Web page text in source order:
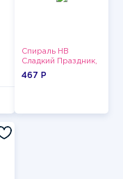
Спираль HB
Сладкий Праздник,
12 шт.
467 P